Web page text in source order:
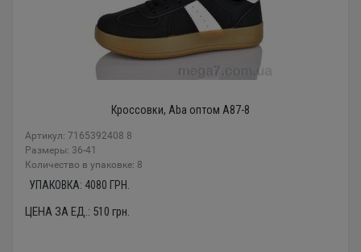
Кроссовки, Aba оптом A87-8
Артикул: 7165392408 8
Размеры: 36-41
Количество в упаковке: 8
УПАКОВКА: 4080 ГРН.
ЦЕНА ЗА ЕД.: 510 грн.